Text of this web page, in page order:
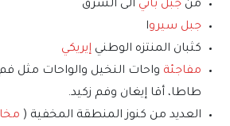
من جبل باني الى الشرق
جبل سيروا
كثبان المنتزه الوطني إيريكي
مفاجئة واحات النخيل والواحات مثل
طاطا، أقا إيغان وفم زكيد.
العديد من كنوز المنطقة المخفية (